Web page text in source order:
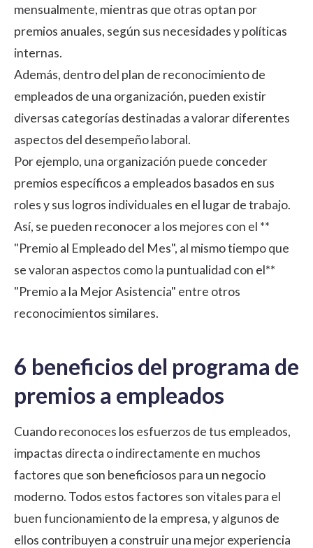
mensualmente, mientras que otras optan por
premios anuales, según sus necesidades y políticas
internas.
Además, dentro del plan de reconocimiento de
empleados de una organización, pueden existir
diversas categorías destinadas a valorar diferentes
aspectos del desempeño laboral.
Por ejemplo, una organización puede conceder
premios específicos a empleados basados en sus
roles y sus logros individuales en el lugar de trabajo.
Así, se pueden reconocer a los mejores con el **
"Premio al Empleado del Mes", al mismo tiempo que
se valoran aspectos como la puntualidad con el**
"Premio a la Mejor Asistencia" entre otros
reconocimientos similares.
6 beneficios del programa de
premios a empleados
Cuando reconoces los esfuerzos de tus empleados,
impactas directa o indirectamente en muchos
factores que son beneficiosos para un negocio
moderno. Todos estos factores son vitales para el
buen funcionamiento de la empresa, y algunos de
ellos contribuyen a construir una mejor experiencia